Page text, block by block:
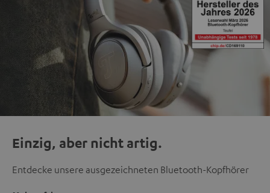
Einzig, aber nicht artig.
Entdecke unsere ausgezeichneten Bluetooth-Kopfhörer